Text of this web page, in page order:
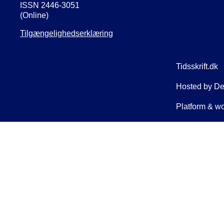
ISSN 2446-3051
(Online)
Tilgængelighedserklæring